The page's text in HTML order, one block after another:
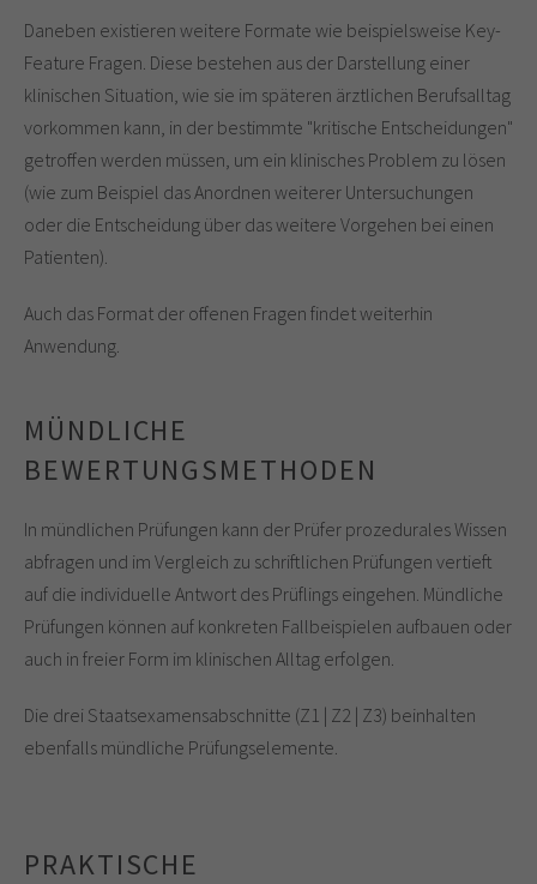
Daneben existieren weitere Formate wie beispielsweise Key-
Feature Fragen. Diese bestehen aus der Darstellung einer
klinischen Situation, wie sie im späteren ärztlichen Berufsalltag
vorkommen kann, in der bestimmte "kritische Entscheidungen"
getroffen werden müssen, um ein klinisches Problem zu lösen
(wie zum Beispiel das Anordnen weiterer Untersuchungen
oder die Entscheidung über das weitere Vorgehen bei einen
Patienten).
Auch das Format der offenen Fragen findet weiterhin
Anwendung.
MÜNDLICHE
BEWERTUNGSMETHODEN
In mündlichen Prüfungen kann der Prüfer prozedurales Wissen
abfragen und im Vergleich zu schriftlichen Prüfungen vertieft
auf die individuelle Antwort des Prüflings eingehen. Mündliche
Prüfungen können auf konkreten Fallbeispielen aufbauen oder
auch in freier Form im klinischen Alltag erfolgen.
Die drei Staatsexamensabschnitte (Z1 | Z2 | Z3) beinhalten
ebenfalls mündliche Prüfungselemente.
PRAKTISCHE